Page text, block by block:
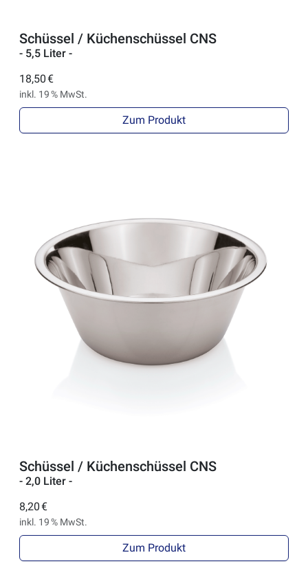
Schüssel / Küchenschüssel CNS
- 5,5 Liter -
18,50 €
inkl. 19 % MwSt.
Zum Produkt
Schüssel / Küchenschüssel CNS
- 2,0 Liter -
8,20 €
inkl. 19 % MwSt.
Zum Produkt